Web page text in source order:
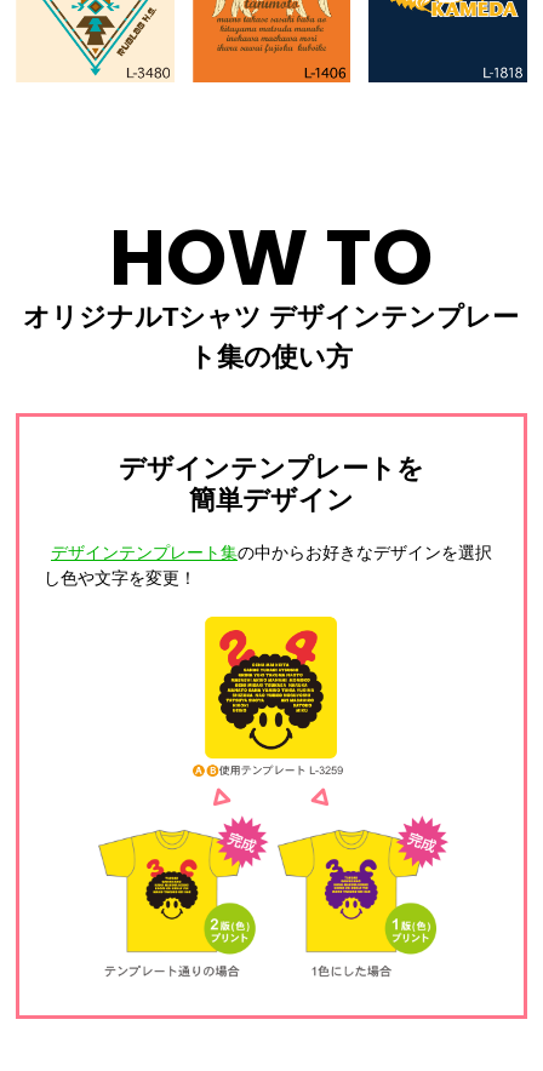
HOW TO
オリジナルTシャツ デザインテンプレー
ト集の使い方
デザインテンプレートを
簡単デザイン
デザインテンプレート集の中からお好きなデザインを選択
し色や文字を変更！